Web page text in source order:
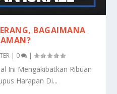
BAGAIMANA
| 0 |
Ini Mengakibatkan Ribuan
Harapan Di...